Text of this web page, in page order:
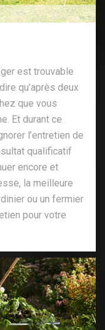
est trouvable
qu’après deux
que vous
Et durant ce
l’entretien de
qualificatif
encore et
la meilleure
ou un fermier
pour votre